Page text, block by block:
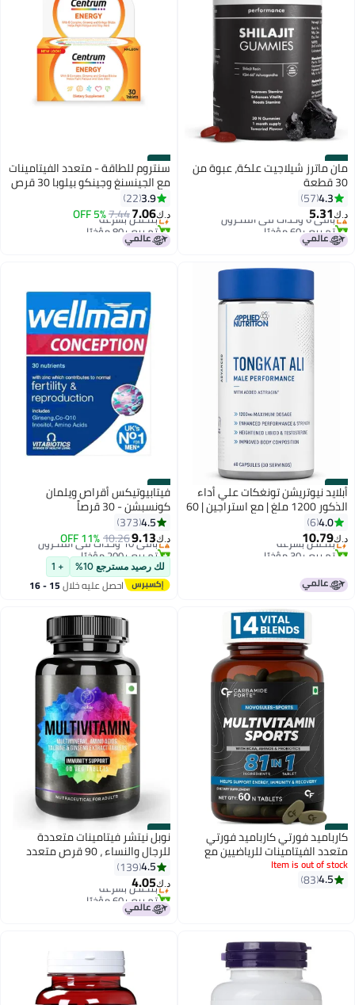
#21
مان ماترز شيلاجيت علكة، عبوة من
30 قطعة
4.3
57
د.ك‏5.31
باقي 6 وحدات في المخزون
تم بيع +60 مؤخرًا
باقي 6 وحدات في المخزون
#22
سنتروم للطاقة - متعدد الفيتامينات
مع الجينسنغ وجينكو بيلوبا 30 قرص
3.9
22
د.ك‏7.06
7.44
5% OFFبتخلّص بسرعة
تم بيع +80 مؤخرًا
بتخلّص بسرعة
#23
أبلايد نيوتريشن تونغكات علي أداء
الذكور 1200 ملغ | مع استراجين | 60
كبسولة
4.0
6
د.ك‏10.79
بتخلّص بسرعة
تم بيع +30 مؤخرًا
بتخلّص بسرعة
#24
فيتابيوتيكس أقراص ويلمان
كونسبشن - 30 قرصاً
4.5
373
د.ك‏9.13
10.26
11% OFF باقي 10 وحدات في المخزون
تم بيع +200 مؤخرًا
باقي 10 وحدات في المخزون
لك رصيد مسترجع 10% + 1
احصل عليه خلال 15 - 16
#25
كارباميد فورتي كارباميد فورتي
متعدد الفيتامينات للرياضيين مع
BCAA والأحماض الأمينية
والبروبيوتيك - 60 قرصًا
Item is out of stock
4.5
83
#26
نوبل نيتشر فيتامينات متعددة
للرجال والنساء ، 90 قرص متعدد
الفيتامينات ، مع الزنك وفيتامين ج
ومستخلص الجينسنغ ، ويعزز الطاقة
والقدرة على التحمل والمناعة
(أقراص فيتامينات متعددة 90)
4.5
139
د.ك‏4.05
بتخلّص بسرعة
تم بيع +60 مؤخرًا
بتخلّص بسرعة